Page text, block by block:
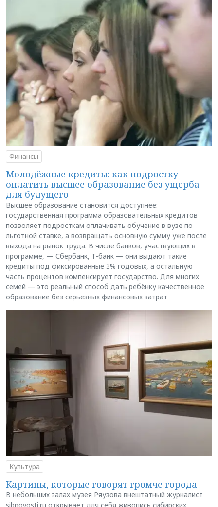
Финансы
Молодёжные кредиты: как подростку
оплатить высшее образование без ущерба
для будущего
Высшее образование становится доступнее:
государственная программа образовательных кредитов
позволяет подросткам оплачивать обучение в вузе по
льготной ставке, а возвращать основную сумму уже после
выхода на рынок труда. В числе банков, участвующих в
программе, — Сбербанк, Т-банк — они выдают такие
кредиты под фиксированные 3% годовых, а остальную
часть процентов компенсирует государство. Для многих
семей — это реальный способ дать ребёнку качественное
образование без серьёзных финансовых затрат
Культура
Картины, которые говорят громче города
В небольших залах музея Ряузова внештатный журналист
sibnovosti.ru открывает для себя живопись сибирских